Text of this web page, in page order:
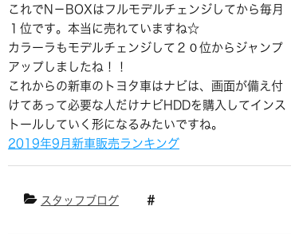
これでN－BOXはフルモデルチェンジしてから毎月
１位です。本当に売れていますね☆
カラーラもモデルチェンジして２０位からジャンプ
アップしましたね！！
これからの新車のトヨタ車はナビは、画面が備え付
けてあって必要な人だけナビHDDを購入してインス
トールしていく形になるみたいですね。
2019年9月新車販売ランキング
スタッフブログ